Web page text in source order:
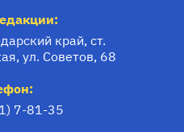
край, ст.
ул. Советов, 68
7-81-35